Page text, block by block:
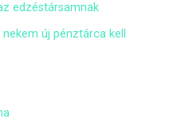
edzéstársamnak
új pénztárca kell